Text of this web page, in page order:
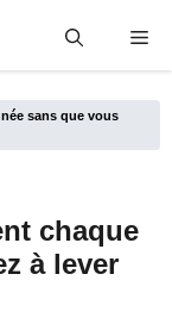
sans que vous
chaque
à lever